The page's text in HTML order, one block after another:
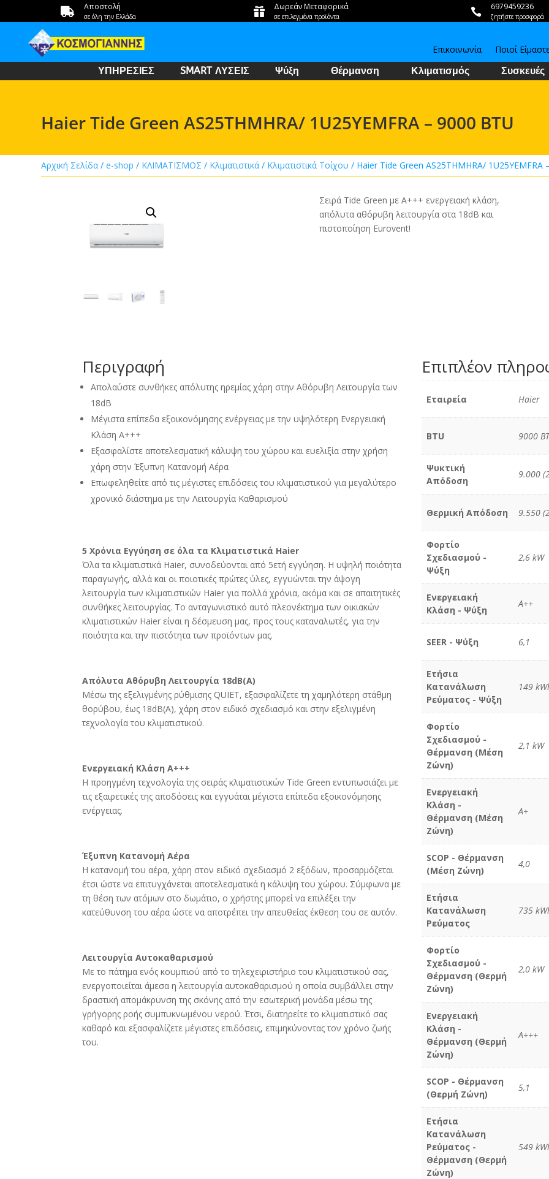
 Αποστολή
σε όλη την Ελλάδα  Δωρεάν Μεταφορικά
σε επιλεγμένα προϊόντα  6979459236
ζητήστε προσφορά
Επικοινωνία Ποιοί
ΥΠΗΡΕΣΙΕΣ SMART ΛΥΣΕΙΣ Ψύξη Θέρμανση Κλιματισμός Συσκευές
Haier Tide Green AS25THMHRA/ 1U25YEMFRA – 9000 BTU
Αρχική Σελίδα /e-shop / ΚΛΙΜΑΤΙΣΜΟΣ / Κλιματιστικά / Κλιματιστικά Τοίχου / Haier Tide Green AS25THMHRA/ 1U25YEMFRA
Σειρά Tide Green με Α+++ ενεργειακή κλάση,
απόλυτα αθόρυβη λειτουργία στα 18dB και
πιστοποίηση Eurovent!
Περιγραφή
Απολαύστε συνθήκες απόλυτης ηρεμίας χάρη στην Αθόρυβη Λειτουργία των
18dB
Μέγιστα επίπεδα εξοικονόμησης ενέργειας με την υψηλότερη Ενεργειακή
Κλάση Α+++
Εξασφαλίστε αποτελεσματική κάλυψη του χώρου και ευελιξία στην χρήση
χάρη στην Έξυπνη Κατανομή Αέρα
Επωφεληθείτε από τις μέγιστες επιδόσεις του κλιματιστικού για μεγαλύτερο
χρονικό διάστημα με την Λειτουργία Καθαρισμού
5 Χρόνια Εγγύηση σε όλα τα Κλιματιστικά Haier
Όλα τα κλιματιστικά Haier, συνοδεύονται από 5ετή εγγύηση. Η υψηλή ποιότητα
παραγωγής, αλλά και οι ποιοτικές πρώτες ύλες, εγγυώνται την άψογη
λειτουργία των κλιματιστικών Haier για πολλά χρόνια, ακόμα και σε απαιτητικές
συνθήκες λειτουργίας. Το ανταγωνιστικό αυτό πλεονέκτημα των οικιακών
κλιματιστικών Haier είναι η δέσμευση μας, προς τους καταναλωτές, για την
ποιότητα και την πιστότητα των προϊόντων μας.
Απόλυτα Αθόρυβη Λειτουργία 18dB(A)
Μέσω της εξελιγμένης ρύθμισης QUIET, εξασφαλίζετε τη χαμηλότερη στάθμη
θορύβου, έως 18dB(A), χάρη στον ειδικό σχεδιασμό και στην εξελιγμένη
τεχνολογία του κλιματιστικού.
Ενεργειακή Κλάση Α+++
Η προηγμένη τεχνολογία της σειράς κλιματιστικών Tide Green εντυπωσιάζει με
τις εξαιρετικές της αποδόσεις και εγγυάται μέγιστα επίπεδα εξοικονόμησης
ενέργειας.
Έξυπνη Κατανομή Αέρα
Η κατανομή του αέρα, χάρη στον ειδικό σχεδιασμό 2 εξόδων, προσαρμόζεται
έτσι ώστε να επιτυγχάνεται αποτελεσματικά η κάλυψη του χώρου. Σύμφωνα με
τη θέση των ατόμων στο δωμάτιο, ο χρήστης μπορεί να επιλέξει την
κατεύθυνση του αέρα ώστε να αποτρέπει την απευθείας έκθεση του σε αυτόν.
Λειτουργία Αυτοκαθαρισμού
Με το πάτημα ενός κουμπιού από το τηλεχειριστήριο του κλιματιστικού σας,
ενεργοποιείται άμεσα η λειτουργία αυτοκαθαρισμού η οποία συμβάλλει στην
δραστική απομάκρυνση της σκόνης από την εσωτερική μονάδα μέσω της
γρήγορης ροής συμπυκνωμένου νερού. Έτσι, διατηρείτε το κλιματιστικό σας
καθαρό και εξασφαλίζετε μέγιστες επιδόσεις, επιμηκύνοντας τον χρόνο ζωής
του.
Επιπλέον
Εταιρεία Haier
BTU 9000
Ψυκτική
Απόδοση
9.000
Θερμική Απόδοση 9.550
Φορτίο
Σχεδιασμού -
Ψύξη
2,6 kW
Ενεργειακή
Κλάση - Ψύξη
Α++
SEER - Ψύξη 6,1
Ετήσια
Κατανάλωση
Ρεύματος - Ψύξη
149
Φορτίο
Σχεδιασμού -
Θέρμανση (Μέση
Ζώνη)
2,1 kW
Ενεργειακή
Κλάση -
Θέρμανση (Μέση
Ζώνη)
Α+
SCOP - Θέρμανση
(Μέση Ζώνη)
4,0
Ετήσια
Κατανάλωση
Ρεύματος
735
Φορτίο
Σχεδιασμού -
Θέρμανση (Θερμή
Ζώνη)
2,0 kW
Ενεργειακή
Κλάση -
Θέρμανση (Θερμή
Ζώνη)
A+++
SCOP - Θέρμανση
(Θερμή Ζώνη)
5,1
Ετήσια
Κατανάλωση
Ρεύματος -
Θέρμανση (Θερμή
Ζώνη)
549